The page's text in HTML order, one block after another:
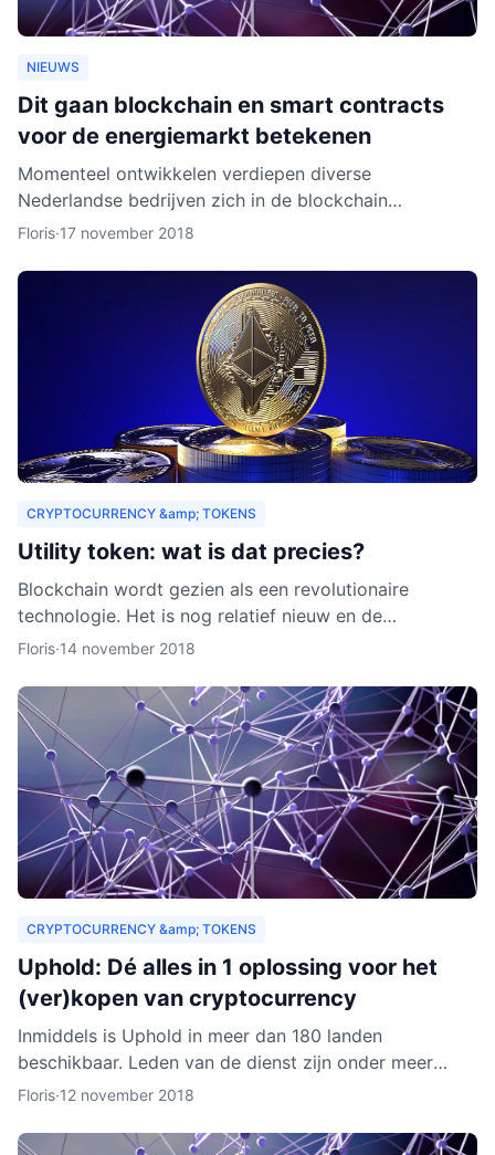
NIEUWS
Dit gaan blockchain en smart contracts
voor de energiemarkt betekenen
Momenteel ontwikkelen verdiepen diverse
Nederlandse bedrijven zich in de blockchain
technologie. Enkele daarvan, zoals BlockLab uit
Floris·17 november 2018
CRYPTOCURRENCY &amp; TOKENS
Utility token: wat is dat precies?
Blockchain wordt gezien als een revolutionaire
technologie. Het is nog relatief nieuw en de
verwachting is dat het zich de komende jaren verder
Floris·14 november 2018
CRYPTOCURRENCY &amp; TOKENS
Uphold: Dé alles in 1 oplossing voor het
(ver)kopen van cryptocurrency
Inmiddels is Uphold in meer dan 180 landen
beschikbaar. Leden van de dienst zijn onder meer
bedrijven, ontwikkelaars, particulieren, ngo’s en non-
Floris·12 november 2018